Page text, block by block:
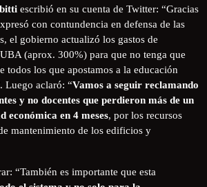
escribió en su cuenta de Twitter: “Gracias
con contundencia en defensa de las
el gobierno actualizó los gastos de
(aprox. 300%) para que no tenga que
todos los que apostamos a la educación
Luego aclaró: “Vamos a seguir reclamando
y no docentes que perdieron más de un
económica en 4 meses, por los recursos
mantenimiento de los edificios y
“También es importante que esta